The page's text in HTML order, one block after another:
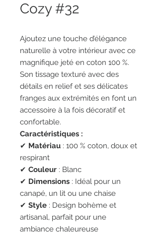
Cozy #32
Ajoutez une touche d’élégance
naturelle à votre intérieur avec ce
magnifique jeté en coton 100 %.
Son tissage texturé avec des
détails en relief et ses délicates
franges aux extrémités en font un
accessoire à la fois décoratif et
confortable.
Caractéristiques :
✔ Matériau : 100 % coton, doux et
respirant
✔ Couleur : Blanc
✔ Dimensions : Idéal pour un
canapé, un lit ou une chaise
✔ Style : Design bohème et
artisanal, parfait pour une
ambiance chaleureuse